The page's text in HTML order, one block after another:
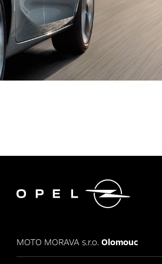

MOTO MORAVA s.r.o. Olomouc